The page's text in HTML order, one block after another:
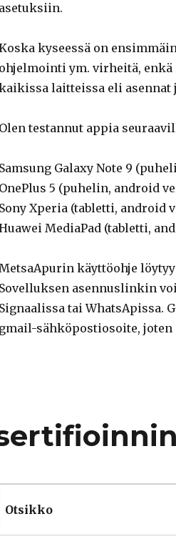
asetuksiin.
kyseessä on
ohjelmointi ym. virheitä,
laitteissa eli asennat
Olen testannut appia
Samsung Galaxy Note 9
OnePlus 5 (puhelin, android
Sony Xperia (tabletti, android
MediaPad (tabletti,
käyttöohje
Sovelluksen asennuslinkin
Signaalissa tai WhatsApissa.
gmail-sähköpostiosoite,
Otsikko